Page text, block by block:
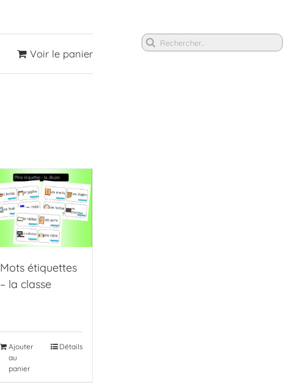
Voir le panier
Mots étiquettes
– la classe
Ajouter
au
panier
Détails
Rechercher